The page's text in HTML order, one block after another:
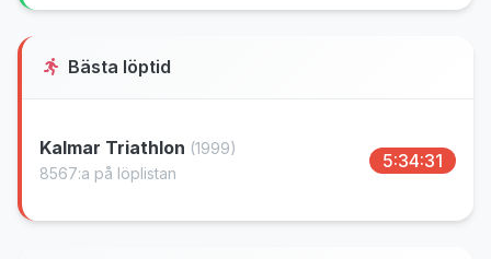
Bästa löptid
Kalmar Triathlon (1999)
8567:a på löplistan
5:34:31